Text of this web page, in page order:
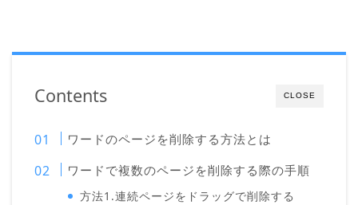
CLOSE
Contents
ワードのページを削除する方法とは
ワードで複数のページを削除する際の手順
方法1.連続ページをドラッグで削除する